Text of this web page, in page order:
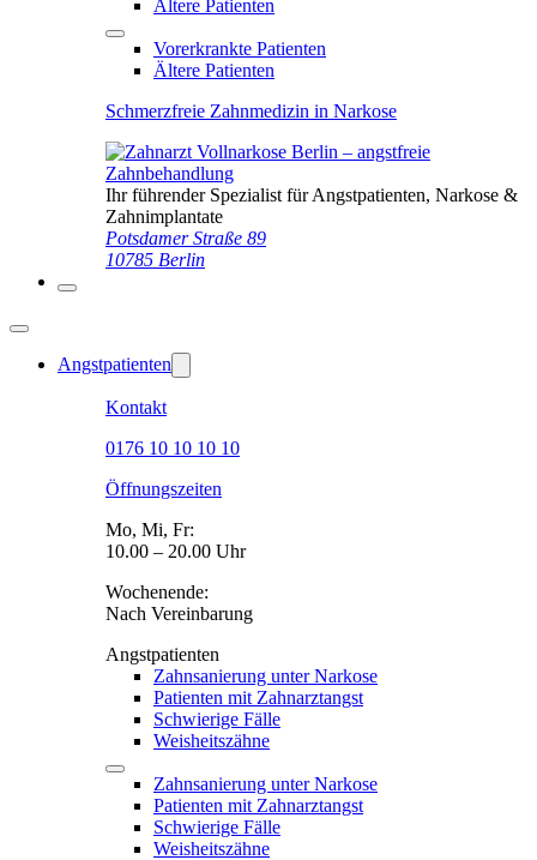
Ältere Patienten
Vorerkrankte Patienten
Ältere Patienten
Schmerzfreie Zahnmedizin in Narkose
Ihr führender Spezialist für Angstpatienten, Narkose &
Zahnimplantate
Potsdamer Straße 89
10785 Berlin
Angstpatienten
Kontakt
0176 10 10 10 10
Öffnungszeiten
Mo, Mi, Fr:
10.00 – 20.00 Uhr
Wochenende:
Nach Vereinbarung
Angstpatienten
Zahnsanierung unter Narkose
Patienten mit Zahnarztangst
Schwierige Fälle
Weisheitszähne
Zahnsanierung unter Narkose
Patienten mit Zahnarztangst
Schwierige Fälle
Weisheitszähne